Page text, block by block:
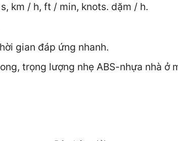
km / h, ft / min, knots. dặm / h.
gian đáp ứng nhanh.
trọng lượng nhẹ ABS-nhựa nhà ở